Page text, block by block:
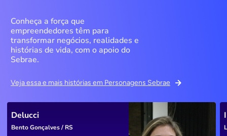
Conheça a força que
empreendedores têm para
transformar negócios, realidades e
histórias de vida, com o apoio do
Sebrae.
Veja essa e mais histórias em Personagens Sebrae
Delucci
Bento Gonçalves / RS